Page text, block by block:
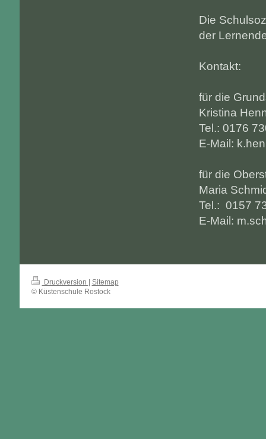
Die
der
Kontakt:
für die
Kristina
Tel.: 0176
E-Mail:
für die
Maria
Tel.: 0157
E-Mail:
Druckversion
Sitemap
© Küstenschule Rostock